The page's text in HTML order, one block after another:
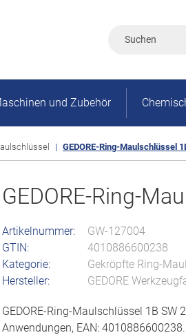
und Zubehör
GEDORE-Ring-Maulschlüssel
GEDORE-Ring-
Artikelnummer:
GW-127004
GTIN:
4010886600238
Kategorie:
Gekröpfte Ring-
Hersteller:
GEDORE
GEDORE-Ring-Maulschlüssel 1B SW
Anwendungen, EAN: 4010886600238.